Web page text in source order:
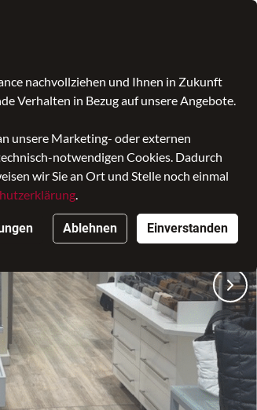
nachvollziehen und Ihnen in Zukunft
Verhalten in Bezug auf unsere Angebote.
unsere Marketing- oder externen
notwendigen Cookies. Dadurch
wir Sie an Ort und Stelle noch einmal
.
Ablehnen Einverstanden